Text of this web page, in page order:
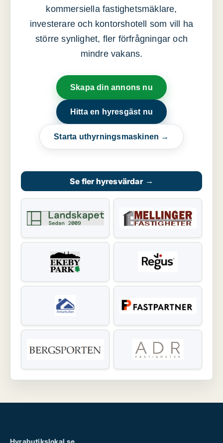
kommersiella fastighetsmäklare,
investerare och kontorshotell som vill ha
större synlighet, fler förfrågningar och
mindre vakans.
Skapa din annons nu
Hitta en hyresgäst nu
Starta uthyrningsmaskinen →
Se fler hyresvärdar →